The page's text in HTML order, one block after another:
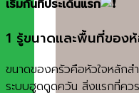
เริ่มกันที่ประเด็นแรก
1 รู้ขนาดและพื้นที่ของ
ขนาดของครัวคือหัวใจหลักส
ระบบฮูดดูดควัน สิ่งแรกที่ควร